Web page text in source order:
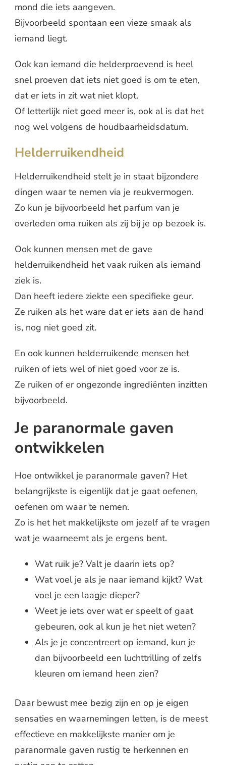
mond die iets aangeven.
Bijvoorbeeld spontaan een vieze smaak als
iemand liegt.
Ook kan iemand die helderproevend is heel
snel proeven dat iets niet goed is om te eten,
dat er iets in zit wat niet klopt.
Of letterlijk niet goed meer is, ook al is dat het
nog wel volgens de houdbaarheidsdatum.
Helderruikendheid
Helderruikendheid stelt je in staat bijzondere
dingen waar te nemen via je reukvermogen.
Zo kun je bijvoorbeeld het parfum van je
overleden oma ruiken als zij bij je op bezoek is.
Ook kunnen mensen met de gave
helderruikendheid het vaak ruiken als iemand
ziek is.
Dan heeft iedere ziekte een specifieke geur.
Ze ruiken als het ware dat er iets aan de hand
is, nog niet goed zit.
En ook kunnen helderruikende mensen het
ruiken of iets wel of niet goed voor ze is.
Ze ruiken of er ongezonde ingrediënten inzitten
bijvoorbeeld.
Je paranormale gaven
ontwikkelen
Hoe ontwikkel je paranormale gaven? Het
belangrijkste is eigenlijk dat je gaat oefenen,
oefenen om waar te nemen.
Zo is het het makkelijkste om jezelf af te vragen
wat je waarneemt als je ergens bent.
Wat ruik je? Valt je daarin iets op?
Wat voel je als je naar iemand kijkt? Wat
voel je een laagje dieper?
Weet je iets over wat er speelt of gaat
gebeuren, ook al kun je het niet weten?
Als je je concentreert op iemand, kun je
dan bijvoorbeeld een luchttrilling of zelfs
kleuren om iemand heen zien?
Daar bewust mee bezig zijn en op je eigen
sensaties en waarnemingen letten, is de meest
effectieve en makkelijkste manier om je
paranormale gaven rustig te herkennen en